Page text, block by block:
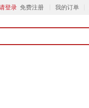
登录 免费注册 我的订单